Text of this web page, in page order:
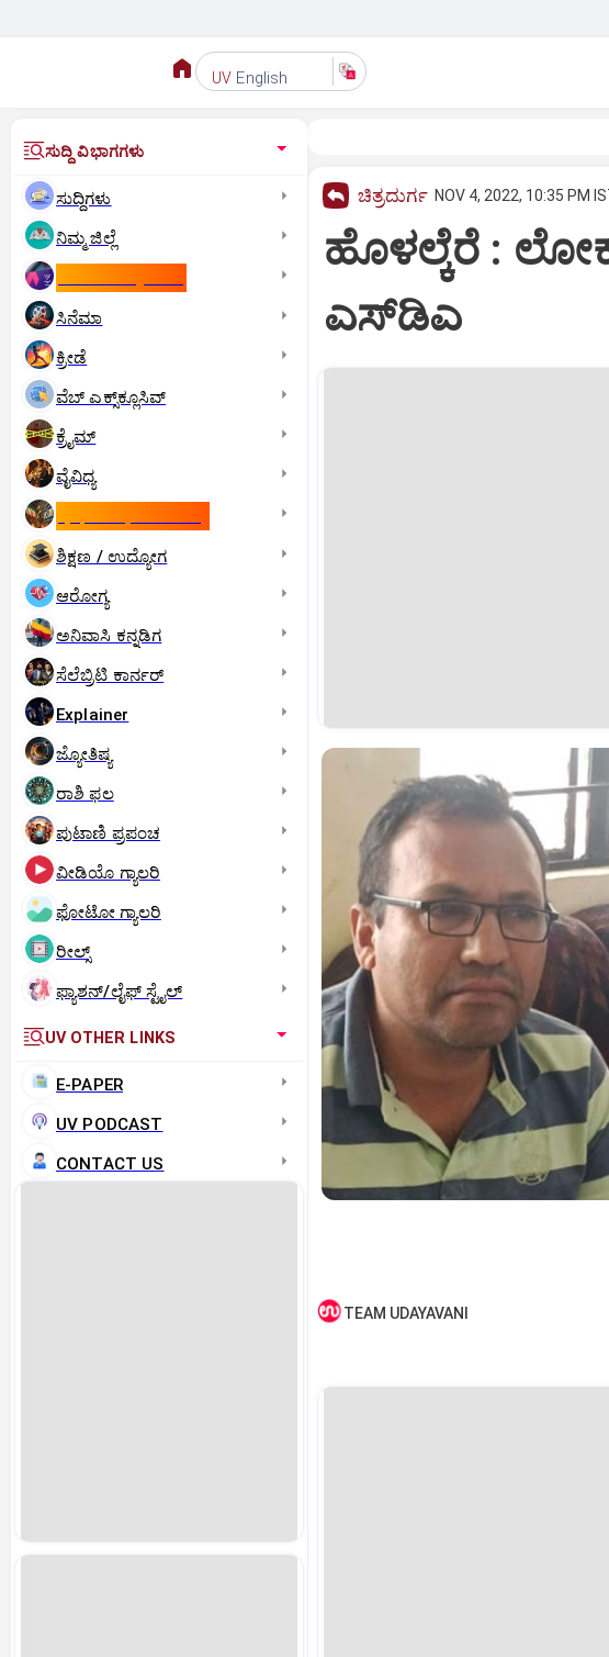
UV English
ಸುದ್ದಿ ವಿಭಾಗಗಳು
ಸುದ್ದಿಗಳು
ನಿಮ್ಮ ಜಿಲ್ಲೆ
ಸಿನೆಮಾ
ಕ್ರೀಡೆ
ವೆಬ್ ಎಕ್ಸ್‌ಕ್ಲೂಸಿವ್
ಕ್ರೈಮ್
ವೈವಿಧ್ಯ
ಶಿಕ್ಷಣ / ಉದ್ಯೋಗ
ಆರೋಗ್ಯ
ಅನಿವಾಸಿ ಕನ್ನಡಿಗ
ಸೆಲೆಬ್ರಿಟಿ ಕಾರ್ನರ್‌
Explainer
ಜ್ಯೋತಿಷ್ಯ
ರಾಶಿ ಫಲ
ಪುಟಾಣಿ ಪ್ರಪಂಚ
ವೀಡಿಯೊ ಗ್ಯಾಲರಿ
ಫೋಟೋ ಗ್ಯಾಲರಿ
ರೀಲ್ಸ್
ಫ್ಯಾಶನ್/ಲೈಫ್‌ ಸ್ಟೈಲ್
UV OTHER LINKS
E-PAPER
UV PODCAST
CONTACT US
ಚಿತ್ರದುರ್ಗ NOV 4, 2022, 10:35 PM
ಹೊಳಲ್ಕೆರೆ :
ಎಸ್‌ಡಿಎ
TEAM UDAYAVANI